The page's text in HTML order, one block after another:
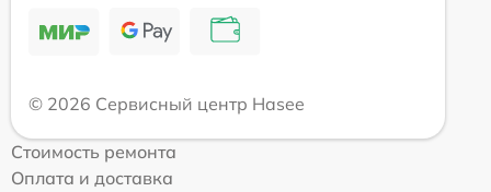
© 2026 Сервисный центр Hasee
Стоимость ремонта
Оплата и доставка